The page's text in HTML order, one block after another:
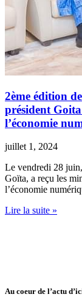
2ème édition
président
l’économie
juillet 1, 2024
Le vendredi 28
Goïta, a reçu les
l’économie
Lire la suite »
Au coeur de l’actu